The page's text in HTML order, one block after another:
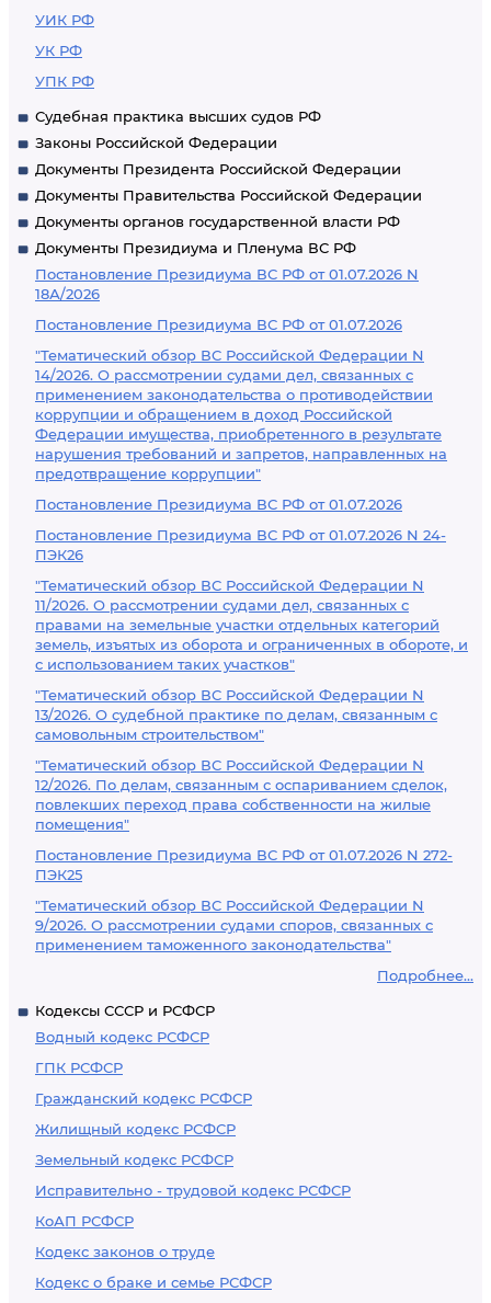
УИК РФ
УК РФ
УПК РФ
Судебная практика высших судов РФ
Законы Российской Федерации
Документы Президента Российской Федерации
Документы Правительства Российской Федерации
Документы органов государственной власти РФ
Документы Президиума и Пленума ВС РФ
Постановление Президиума ВС РФ от 01.07.2026 N
18А/2026
Постановление Президиума ВС РФ от 01.07.2026
"Тематический обзор ВС Российской Федерации N
14/2026. О рассмотрении судами дел, связанных с
применением законодательства о противодействии
коррупции и обращением в доход Российской
Федерации имущества, приобретенного в результате
нарушения требований и запретов, направленных на
предотвращение коррупции"
Постановление Президиума ВС РФ от 01.07.2026
Постановление Президиума ВС РФ от 01.07.2026 N 24-
ПЭК26
"Тематический обзор ВС Российской Федерации N
11/2026. О рассмотрении судами дел, связанных с
правами на земельные участки отдельных категорий
земель, изъятых из оборота и ограниченных в обороте, и
с использованием таких участков"
"Тематический обзор ВС Российской Федерации N
13/2026. О судебной практике по делам, связанным с
самовольным строительством"
"Тематический обзор ВС Российской Федерации N
12/2026. По делам, связанным с оспариванием сделок,
повлекших переход права собственности на жилые
помещения"
Постановление Президиума ВС РФ от 01.07.2026 N 272-
ПЭК25
"Тематический обзор ВС Российской Федерации N
9/2026. О рассмотрении судами споров, связанных с
применением таможенного законодательства"
Подробнее...
Кодексы СССР и РСФСР
Водный кодекс РСФСР
ГПК РСФСР
Гражданский кодекс РСФСР
Жилищный кодекс РСФСР
Земельный кодекс РСФСР
Исправительно - трудовой кодекс РСФСР
КоАП РСФСР
Кодекс законов о труде
Кодекс о браке и семье РСФСР